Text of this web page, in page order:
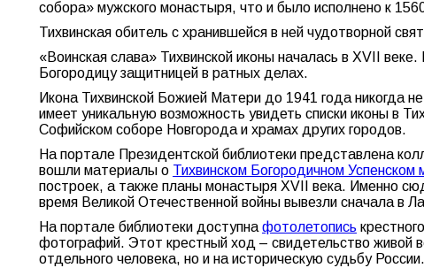
собора» мужского монастыря, что и было исполнено к
Тихвинская обитель с хранившейся в ней чудотворной
«Воинская слава» Тихвинской иконы началась в XVII
Богородицу защитницей в ратных делах.
Икона Тихвинской Божией Матери до 1941 года никогда
имеет уникальную возможность увидеть списки иконы в
Софийском соборе Новгорода и храмах других городов.
На портале Президентской библиотеки представлена
вошли материалы о Тихвинском Богородичном
построек, а также планы монастыря XVII века. Именно
время Великой Отечественной войны вывезли сначала в
На портале библиотеки доступна фотолетопись
фотографий. Этот крестный ход – свидетельство живой
отдельного человека, но и на историческую судьбу России.